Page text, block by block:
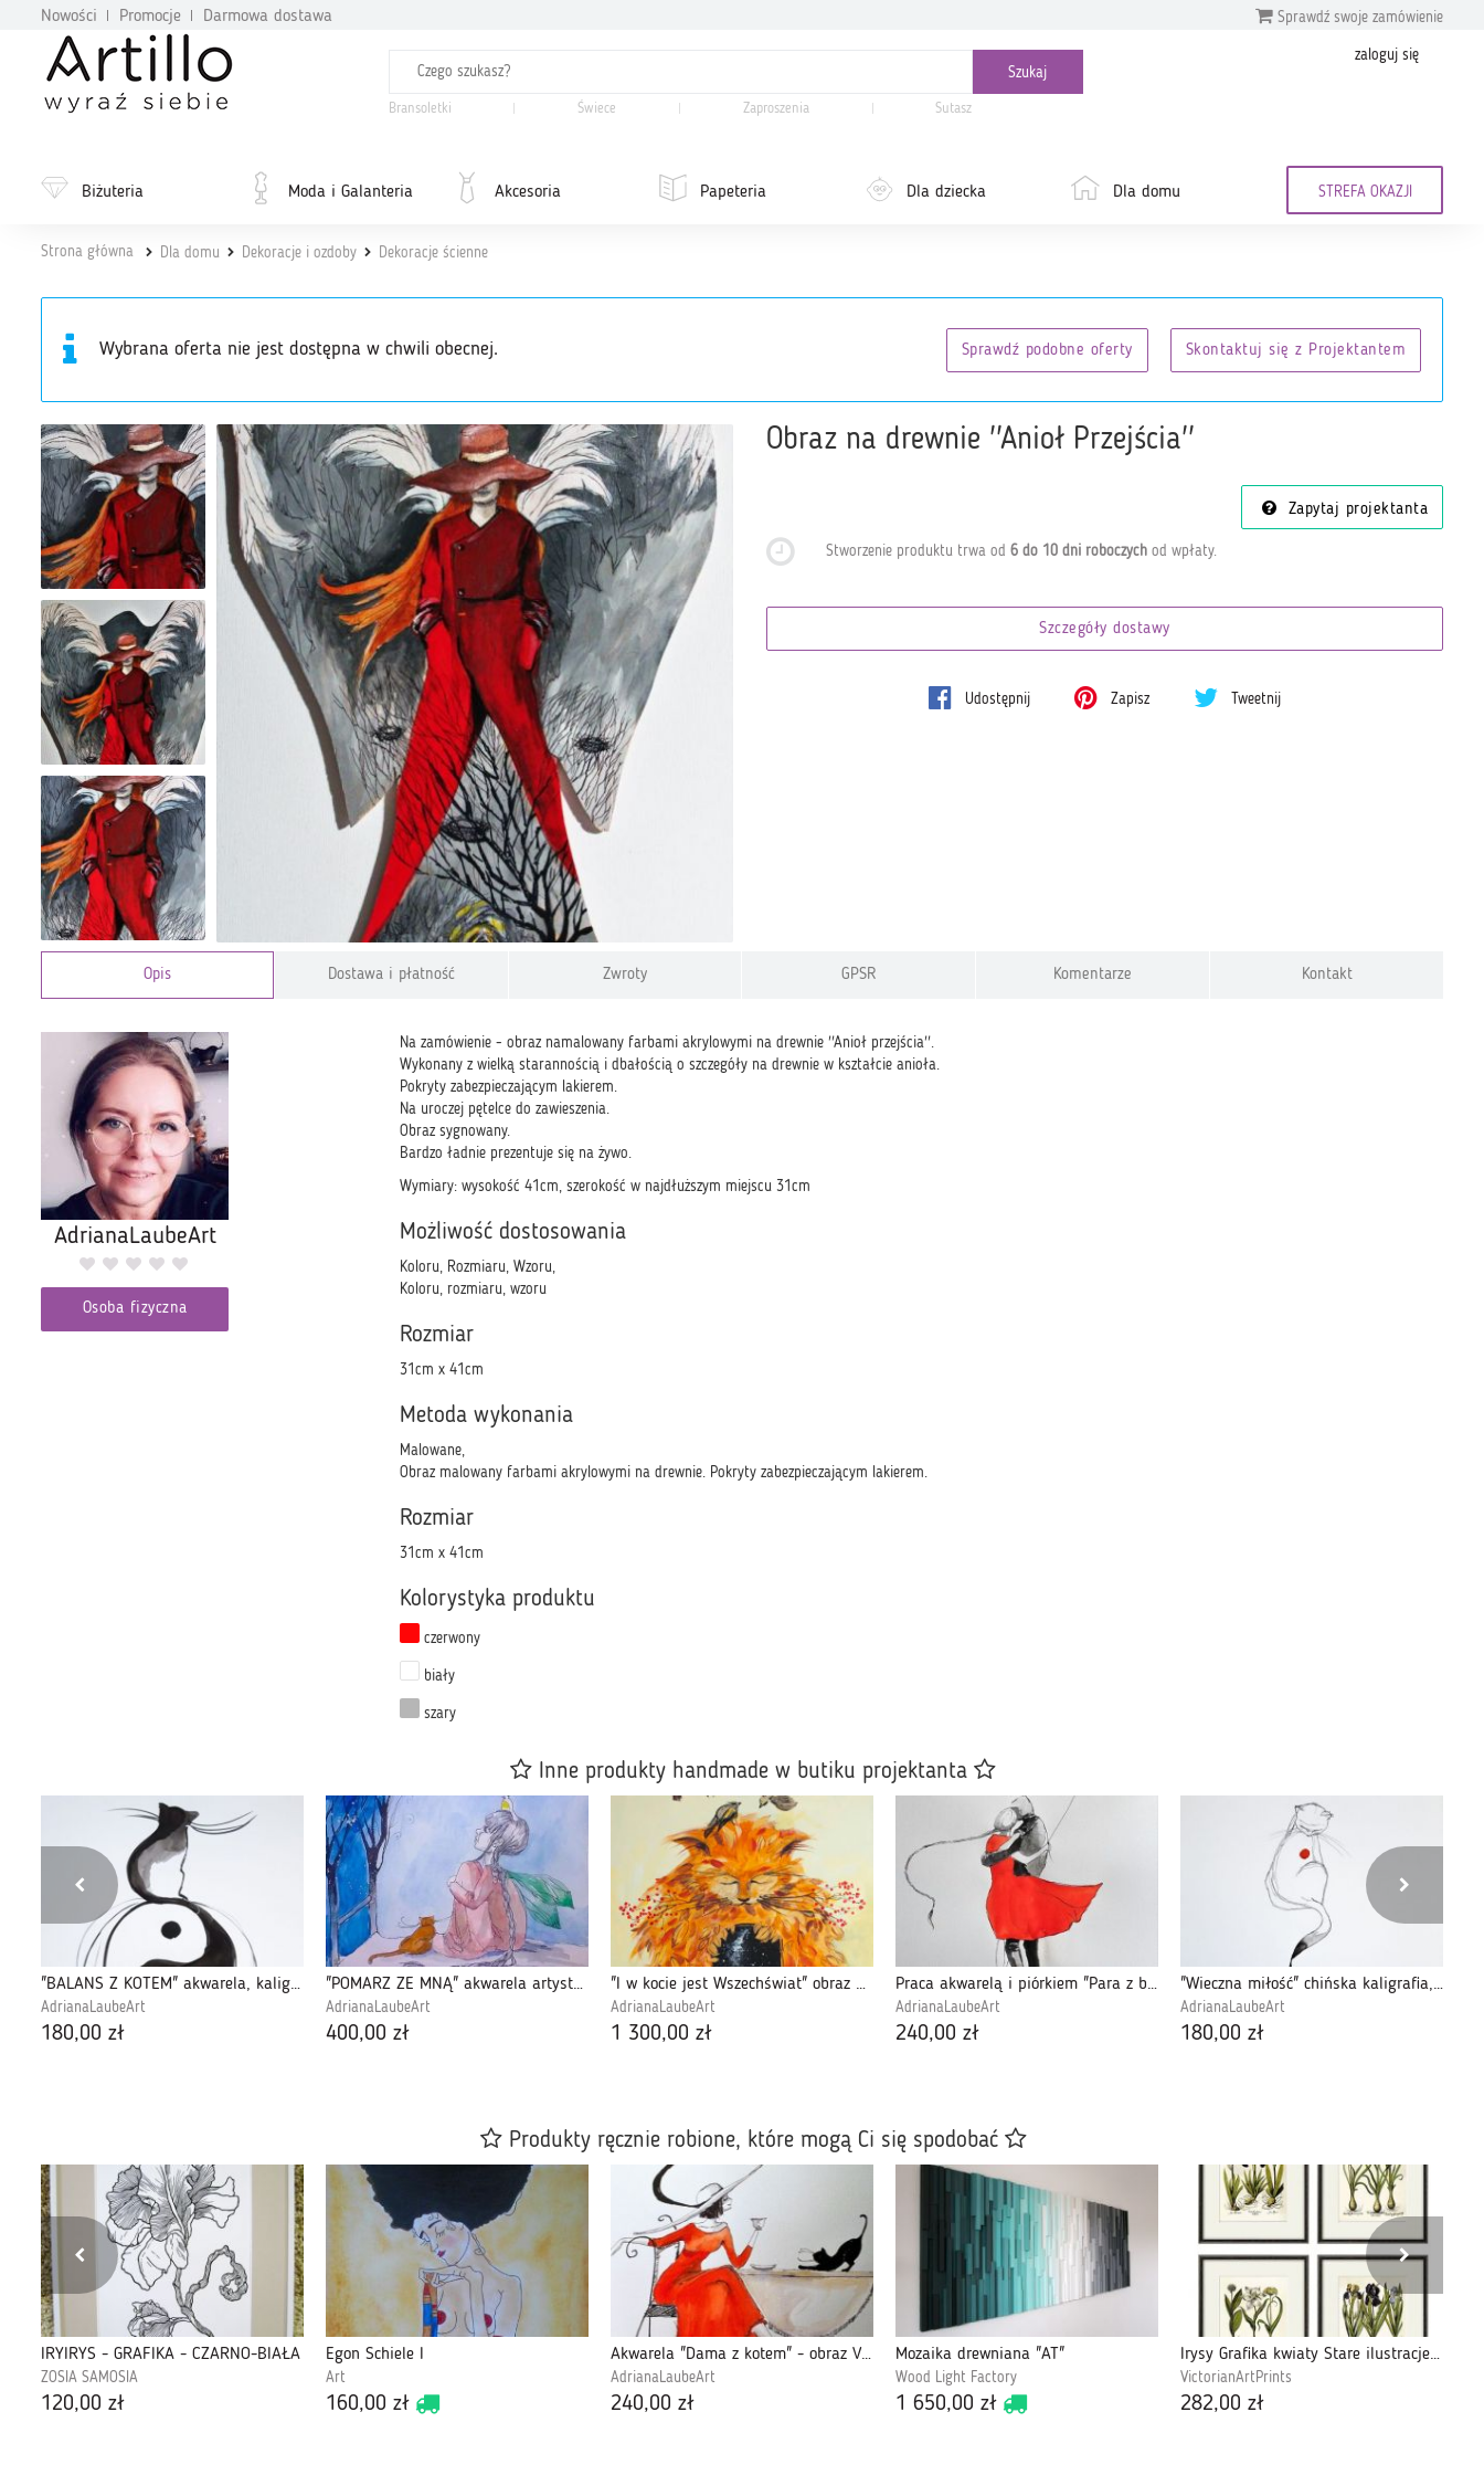
Nowości Promocje Darmowa dostawa Sprawdź swoje zamówienie
Bransoletki Świece Zaproszenia Sutasz
zaloguj się
Biżuteria Moda i Galanteria Akcesoria Papeteria Dla dziecka Dla domu STREFA OKAZJI
Strona główna Dla domu Dekoracje i ozdoby Dekoracje ścienne
Wybrana oferta nie jest dostępna w chwili obecnej. Sprawdź podobne oferty Skontaktuj się z Projektantem
Obraz na drewnie ''Anioł Przejścia''
Zapytaj projektanta
Stworzenie produktu trwa od 6 do 10 dni roboczychod wpłaty.
Szczegóły dostawy
Udostępnij Zapisz Tweetnij
Opis Dostawa i płatność Zwroty GPSR Komentarze Kontakt
Na zamówienie - obraz namalowany farbami akrylowymi na drewnie ''Anioł przejścia''.
Wykonany z wielką starannością i dbałością o szczegóły na drewnie w kształcie anioła.
Pokryty zabezpieczającym lakierem.
Na uroczej pętelce do zawieszenia.
Obraz sygnowany.
Bardzo ładnie prezentuje się na żywo.
Wymiary: wysokość 41cm, szerokość w najdłuższym miejscu 31cm
Możliwość dostosowania
Koloru, Rozmiaru, Wzoru,
Koloru, rozmiaru, wzoru
Rozmiar
31cm x 41cm
Metoda wykonania
Malowane,
Obraz malowany farbami akrylowymi na drewnie. Pokryty zabezpieczającym lakierem.
Rozmiar
31cm x 41cm
Kolorystyka produktu
czerwony
biały
szary
AdrianaLaubeArt
Osoba fizyczna
Inne produkty handmade w butiku projektanta
"BALANS Z KOTEM" akwarela, kaligrafia chińska
AdrianaLaubeArt
180,00 zł
"POMARZ ZE MNĄ" akwarela artystki A. Laube
AdrianaLaubeArt
400,00 zł
"I w kocie jest Wszechświat" obraz akrylowy
AdrianaLaubeArt
1 300,00 zł
Praca akwarelą i piórkiem "Para z balonem"
AdrianaLaubeArt
240,00 zł
"Wieczna miłość" chińska kaligrafia, akwarela
AdrianaLaubeArt
180,00 zł
Produkty ręcznie robione, które mogą Ci się spodobać
IRYIRYS - GRAFIKA - CZARNO-BIAŁA
ZOSIA SAMOSIA
120,00 zł
Egon Schiele I
Art
160,00 zł
Akwarela "Dama z kotem" - obraz Vintage
AdrianaLaubeArt
240,00 zł
Mozaika drewniana "AT"
Wood Light Factory
1 650,00 zł
Irysy Grafika kwiaty Stare ilustracje Zestaw A3
VictorianArtPrints
282,00 zł